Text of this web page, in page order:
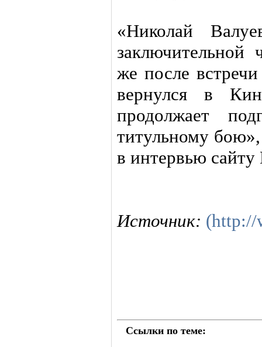
«Николай
заключительной
же после
вернулся в
продолжает
титульному
в интервью сайту
Источник: (http://
Ссылки по теме: